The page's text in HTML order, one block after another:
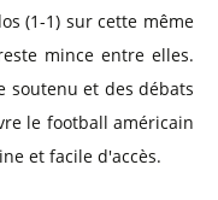
(1-1) sur cette même
mince entre elles.
soutenu et des débats
le football américain
et facile d'accès.